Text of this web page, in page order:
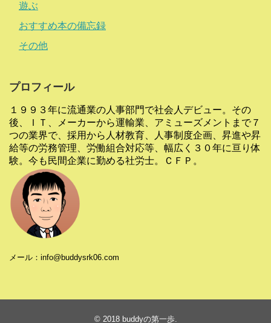
遊ぶ
おすすめ本の備忘録
その他
プロフィール
１９９３年に流通業の人事部門で社会人デビュー。その
後、ＩＴ、メーカーから運輸業、アミューズメントまで７
つの業界で、採用から人材教育、人事制度企画、昇進や昇
給等の労務管理、労働組合対応等、幅広く３０年に亘り体
験。今も民間企業に勤める社労士。ＣＦＰ。
メール：info@buddysrk06.com
© 2018 buddyの第一歩.